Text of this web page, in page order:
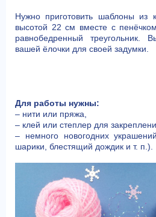
Нужно приготовить шаблоны из
высотой 22 см вместе с
равнобедренный треугольник.
вашей ёлочки для своей задумки.
Для работы нужны:
– нити или пряжа,
– клей или степлер для
– немного новогодних
шарики, блестящий дождик и т. п.).